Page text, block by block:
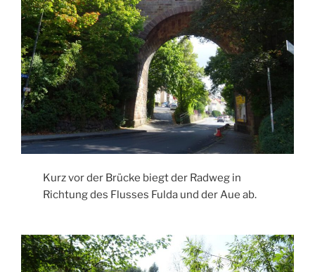
Kurz vor der Brücke biegt der Radweg in
Richtung des Flusses Fulda und der Aue ab.